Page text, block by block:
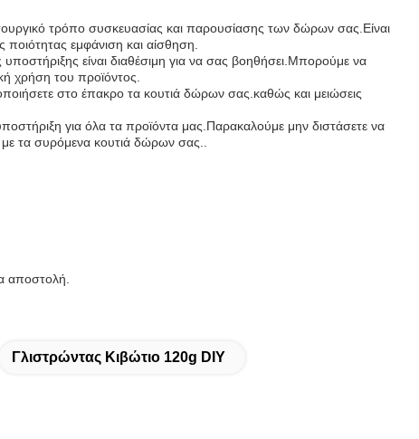
τρόπο συσκευασίας και παρουσίασης των δώρων σας.Είναι
εμφάνιση και αίσθηση.
είναι διαθέσιμη για να σας βοηθήσει.Μπορούμε να
χρήση του προϊόντος.
στο έπακρο τα κουτιά δώρων σας.καθώς και μειώσεις
για όλα τα προϊόντα μας.Παρακαλούμε μην διστάσετε να
με τα συρόμενα κουτιά δώρων σας..
αποστολή.
Γλιστρώντας Κιβώτιο 120g DIY